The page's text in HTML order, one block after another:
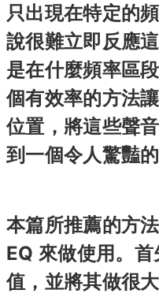
只出現在特定的
說很難立即反應
是在什麼頻率區
個有效率的方法
位置，將這些聲
到一個令人驚豔的
本篇所推薦的方
EQ 來做使用。
值，並將其做很